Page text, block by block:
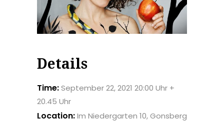
Details
Time:September 22, 2021 20:00 Uhr +
20.45 Uhr
Location:Im Niedergarten 10, Gonsberg